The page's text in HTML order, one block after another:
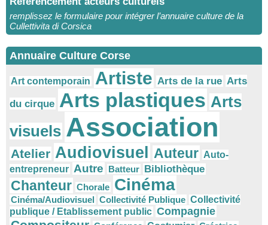
remplissez le formulaire pour intégrer l’annuaire culture de la
Cullettivita di Corsica
Annuaire Culture Corse
Art contemporain Artiste Arts de la rue Arts
du cirque Arts plastiques Arts
visuels Association
Atelier Audiovisuel Auteur Auto-
entrepreneur Autre Batteur Bibliothèque
Chanteur Chorale Cinéma
Cinéma/Audiovisuel Collectivité Publique Collectivité
publique / Etablissement public Compagnie